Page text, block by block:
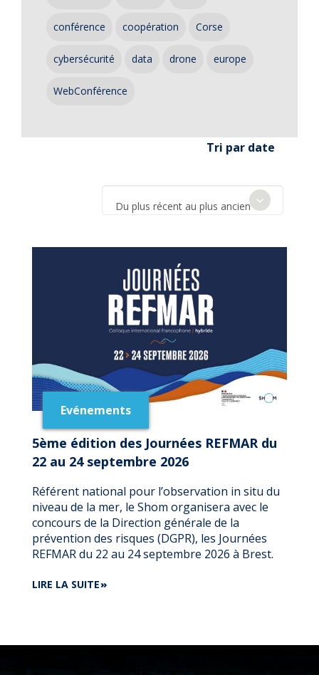
conférence coopération Corse
cybersécurité data drone europe
WebConférence
Tri par date
Du plus récent au plus ancien
Evénements
5ème édition des Journées REFMAR du
22 au 24 septembre 2026
Référent national pour l’observation in situ du
niveau de la mer, le Shom organisera avec le
concours de la Direction générale de la
prévention des risques (DGPR), les Journées
REFMAR du 22 au 24 septembre 2026 à Brest.
LIRE LA SUITEDE